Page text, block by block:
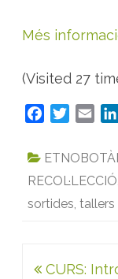
Més
(Visited 27
c
b
o
t
e
a
l
RECOL·LECCIÓ
sortides, tallers
Navegació
CURS: